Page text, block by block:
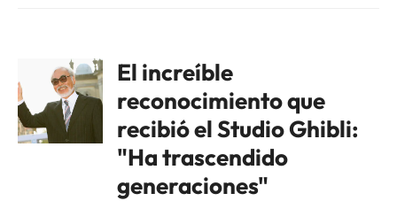
El increíble
reconocimiento que
recibió el Studio Ghibli:
"Ha trascendido
generaciones"